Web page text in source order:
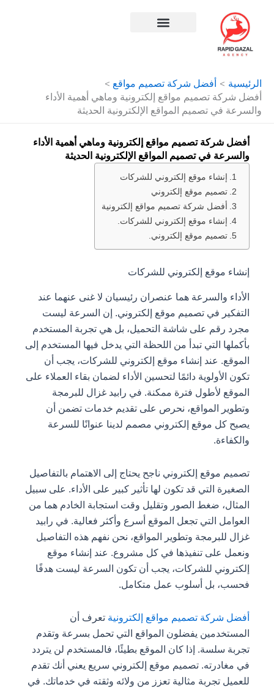
الرئيسية
أفضل شركة تصميم مواقع
أفضل شركة تصميم مواقع إلكترونية وماهي أهمية الأداء
والسرعة في تصميم المواقع الإلكترونية الحديثة
أفضل شركة تصميم مواقع إلكترونية وماهي أهمية الأداء
والسرعة في تصميم المواقع الإلكترونية الحديثة
إنشاء موقع إلكتروني للشركات
تصميم موقع إلكتروني
أفضل شركة تصميم مواقع إلكترونية
إنشاء موقع إلكتروني للشركات.
تصميم موقع إلكتروني.
إنشاء موقع إلكتروني للشركات
الأداء والسرعة هما عنصران رئيسيان لا غنى عنهما عند
التفكير في تصميم موقع إلكتروني. إن السرعة ليست
مجرد رقم على شاشة التحميل، بل هي تجربة المستخدم
بأكملها التي تبدأ من اللحظة التي يدخل فيها المستخدم إلى
الموقع. عند إنشاء موقع إلكتروني للشركات، يجب أن
تكون الأولوية دائمًا لتحسين الأداء لضمان بقاء العملاء على
الموقع لأطول فترة ممكنة. في رابيد غزال للبرمجة
وتطوير المواقع، نحرص على تقديم خدمات تضمن أن
يصبح كل موقع إلكتروني مصمم لدينا عنوانًا للسرعة
والكفاءة.
تصميم موقع إلكتروني ناجح يحتاج إلى الاهتمام بالتفاصيل
الصغيرة التي قد تكون لها تأثير كبير على الأداء. على سبيل
المثال، ضغط الصور وتقليل وقت استجابة الخادم هما من
العوامل التي تجعل الموقع أسرع وأكثر فعالية. في رابيد
غزال للبرمجة وتطوير المواقع، نحن نفهم هذه التفاصيل
ونعمل على تنفيذها في كل مشروع. عند إنشاء موقع
إلكتروني للشركات، يجب أن تكون السرعة ليست هدفًا
فحسب، بل أسلوب عمل متكامل.
أفضل شركة تصميم مواقع إلكترونيةتعرف أن
المستخدمين يفضلون المواقع التي تحمل بسرعة وتقدم
تجربة سلسة. إذا كان الموقع بطيئًا، فالمستخدم لن يتردد
في مغادرته. تصميم موقع إلكتروني سريع يعني أنك تقدم
للعميل تجربة مثالية تعزز من ولائه وثقته في خدماتك. في